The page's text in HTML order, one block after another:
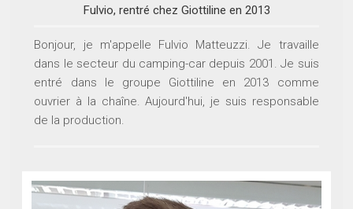
Fulvio, rentré chez Giottiline en 2013
Bonjour, je m'appelle Fulvio Matteuzzi. Je travaille
dans le secteur du camping-car depuis 2001. Je suis
entré dans le groupe Giottiline en 2013 comme
ouvrier à la chaîne. Aujourd'hui, je suis responsable
de la production.